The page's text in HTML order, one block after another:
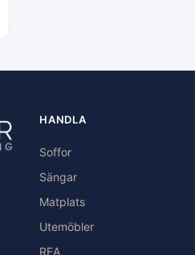
HANDLA
Soffor
Sängar
Matplats
Utemöbler
REA